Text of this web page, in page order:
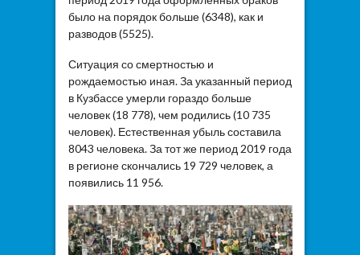
было на порядок больше (6348), как и
разводов (5525).
Ситуация со смертностью и
рождаемостью иная. За указанный период
в Кузбассе умерли гораздо больше
человек (18 778), чем родились (10 735
человек). Естественная убыль составила
8043 человека. За тот же период 2019 года
в регионе скончались 19 729 человек, а
появились 11 956.